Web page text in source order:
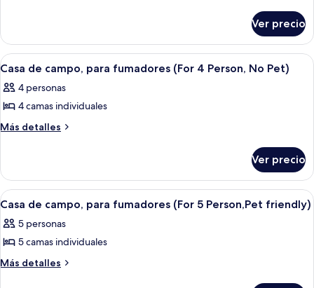
Ver precio
Abrir
todas
las
fotos
de
campo,
para
fumadores
(For
4
No
Una cabaña grande de madera
5
Casa de campo, para fumadores (For 4 Person, No Pet)
4 personas
4 camas individuales
Más detalles
Más
de
campo,
para
(For
4
No
Ver precio
Abrir
todas
las
fotos
de
Una cabaña grande de madera
6
Casa de campo, para fumadores (For 5 Person,Pet friendly)
5 personas
5 camas individuales
Más detalles
Más